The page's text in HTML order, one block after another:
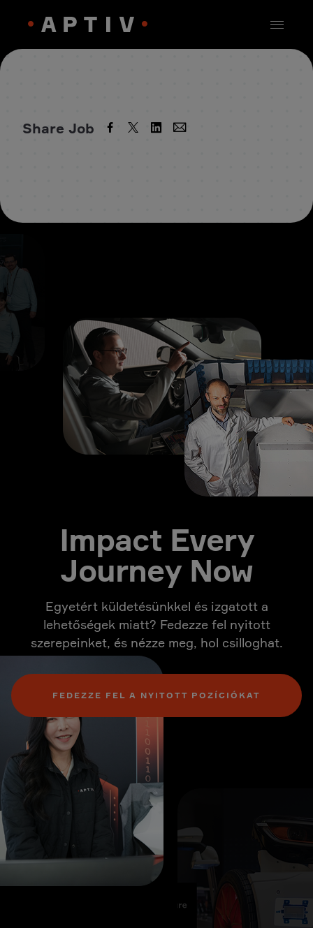
Share Job
Impact Every
Journey Now
Egyetért küldetésünkkel és izgatott a
lehetőségek miatt? Fedezze fel nyitott
szerepeinket, és nézze meg, hol csilloghat.
FEDEZZE FEL A NYITOTT POZÍCIÓKAT